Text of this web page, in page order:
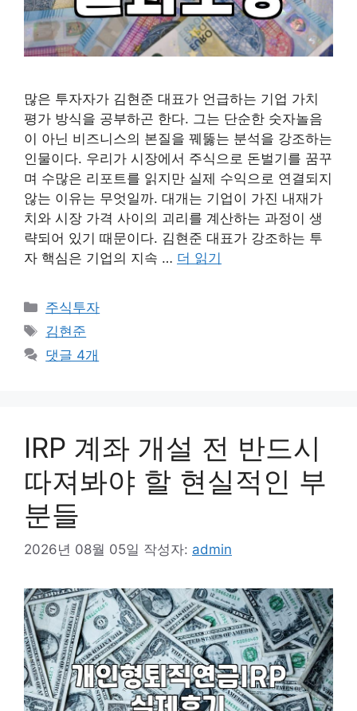
많은 투자자가 김현준 대표가 언급하는 기업 가치
평가 방식을 공부하곤 한다. 그는 단순한 숫자놀음
이 아닌 비즈니스의 본질을 꿰뚫는 분석을 강조하는
인물이다. 우리가 시장에서 주식으로 돈벌기를 꿈꾸
며 수많은 리포트를 읽지만 실제 수익으로 연결되지
않는 이유는 무엇일까. 대개는 기업이 가진 내재가
치와 시장 가격 사이의 괴리를 계산하는 과정이 생
략되어 있기 때문이다. 김현준 대표가 강조하는 투
자 핵심은 기업의 지속 … 더 읽기
카
테
고
리
주식투자
태
그
김현준
댓글 4개
IRP 계좌 개설 전 반드시
따져봐야 할 현실적인 부
분들
2026년 08월 05일 작성자: admin